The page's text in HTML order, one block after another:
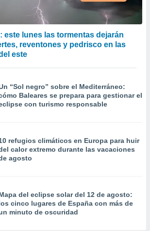
este lunes las tormentas dejarán
reventones y pedrisco en las
este
“Sol negro” sobre el Mediterráneo:
Baleares se prepara para gestionar el
con turismo responsable
refugios climáticos en Europa para huir
calor extremo durante las vacaciones
agosto
del eclipse solar del 12 de agosto:
cinco lugares de España con más de
minuto de oscuridad